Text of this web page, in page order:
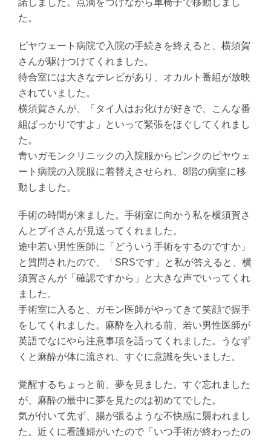
た。
ピヤウェート病院で入院の手続きを終えると、横須賀
さんが駆けつけてくれました。
待合室には大きなテレビがあり、オカルト番組が放映
されていました。
横須賀さんが、「タイ人はお化けが好きで、こんな番
組ばっかりですよ」といって緊張をほぐしてくれまし
た。
青いガモンクリニックの入院服からピンクのピヤウェ
ート病院の入院服に着替えさせられ、8階の病室に移
動しました。
手術の時間が来ました。手術室に向かう私を横須賀さ
んとプイさんが見送ってくれました。
途中若い男性医師に「どういう手術をするのですか」
と質問されたので、「SRSです」と私が答えると、横
須賀さんが「確認ですから」と大きな声でいってくれ
ました。
手術室に入ると、ガモン医師がやってきて笑顔で握手
をしてくれました。麻酔を入れる前、若い男性医師が
英語でなにやら注意事項を語ってくれました。うなず
くと麻酔が体に流され、すぐに意識を失いました。
覚醒するちょっと前、夢を見ました。すぐ忘れました
が、麻酔の最中に夢を見たのは初めてでした。
気が付いて先ず、腸が張るような不快感に襲われまし
た。近くに看護婦がいたので「いつ手術が終わったの